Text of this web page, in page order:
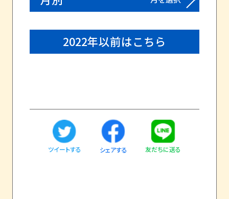
2022年以前はこちら
ツイートする シェアする 友だちに送る